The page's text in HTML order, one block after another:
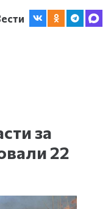
за
22